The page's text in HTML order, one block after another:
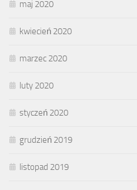
maj 2020
kwiecień 2020
marzec 2020
luty 2020
styczeń 2020
grudzień 2019
listopad 2019